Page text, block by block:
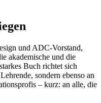
und ADC-Vorstand,
akademische und die
Buch richtet sich
sondern ebenso an
– kurz: an alle, die